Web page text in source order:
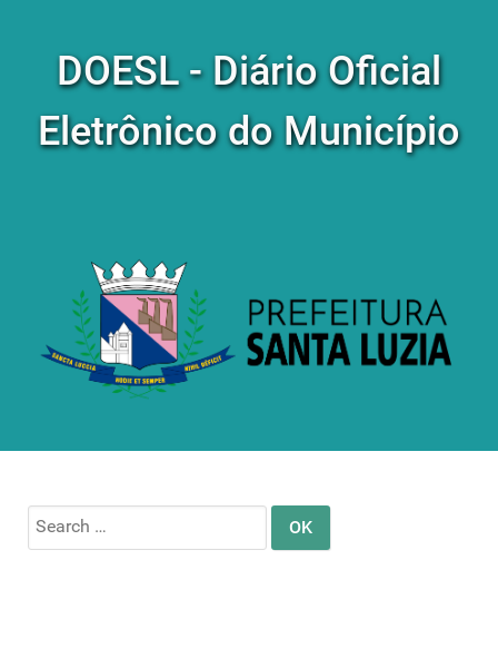
DOESL - Diário Oficial
Eletrônico do Município
Search
for: